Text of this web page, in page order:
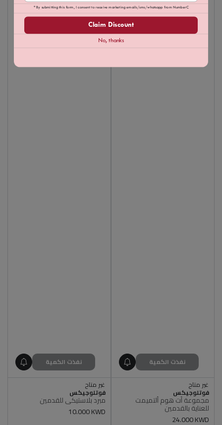
غير متاح
أصلي 100%
غير متاح
أصلي 100%
البائع
فوتلوجيكس
مجموعة أت هوم ألتميمت
للعناية بالقدمين
سعر
24.000 KWD
نفذت الكمية
غير متاح
أصلي 100%
غير متاح
أصلي 100%
البائع
فوتلوجيكس
مبرد بلاستيكي للقدمين
سعر
10.000 KWD
نفذت الكمية
* By submitting this form, I consent to receive marketing emails/sms/whatsapp from NumberC
Claim Discount
No, thanks